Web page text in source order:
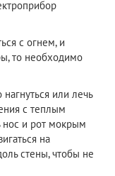
с огнем, и
то необходимо
или лечь
с теплым
нос и рот мокрым
на
стены, чтобы не